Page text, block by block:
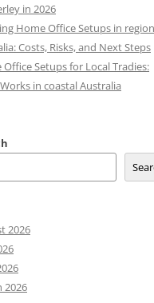
in 2026
Home Office Setups in
Costs, Risks, and Next Steps
Office Setups for Local Tradies:
in coastal Australia
2026
2026